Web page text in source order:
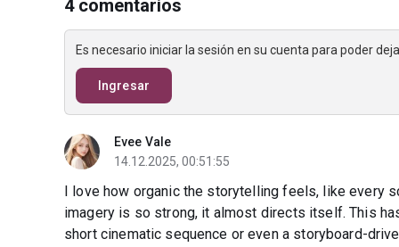
4 comentarios
Es necesario iniciar la sesión en su cuenta para poder
Ingresar
Evee Vale
14.12.2025, 00:51:55
I love how organic the storytelling feels, like every
imagery is so strong, it almost directs itself. This
short cinematic sequence or even a storyboard-